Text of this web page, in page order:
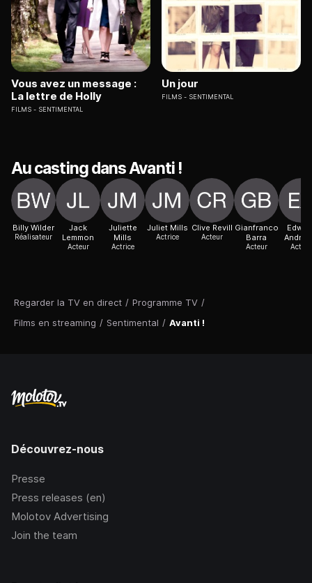
Regarder la TV en direct / Programme TV /
Films en streaming / Sentimental / Avanti !
Vous avez un message :
La lettre de Holly
FILMS SENTIMENTAL
Un jour
FILMS SENTIMENTAL
Au casting dans Avanti !
Billy Wilder
Réalisateur
Jack
Lemmon
Acteur
Juliette
Mills
Actrice
Juliet Mills
Actrice
Clive Revill
Acteur
Gianfranco
Barra
Acteur Acteur
Découvrez-nous
Presse
Press releases (en)
Molotov Advertising
Join the team